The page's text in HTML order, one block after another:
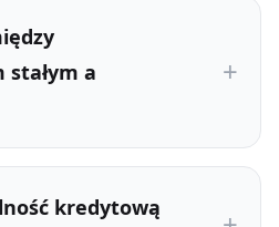
a
kredytową